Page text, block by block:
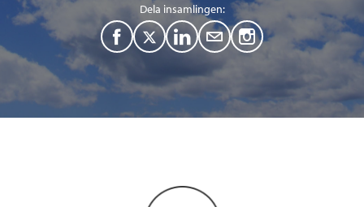
Dela insamlingen:
F
T
i
e
L
M
a
i